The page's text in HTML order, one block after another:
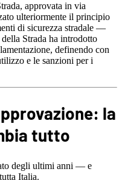
approvata in via
ulteriormente il principio
di sicurezza stradale —
Strada ha introdotto
definendo con
e le sanzioni per i
la
tutto
degli ultimi anni — e
Italia.